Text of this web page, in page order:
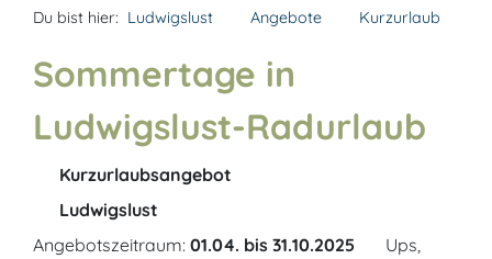
Du bist hier: Ludwigslust Angebote Kurzurlaub
Sommertage in
Ludwigslust-Radurlaub
Kurzurlaubsangebot
Ludwigslust
Angebotszeitraum: 01.04. bis 31.10.2025
Ups,